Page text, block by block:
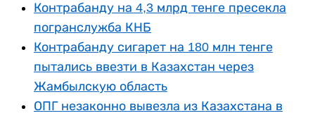
Контрабанду на 4,3 млрд тенге пресекла
погранслужба КНБ
Контрабанду сигарет на 180 млн тенге
пытались ввезти в Казахстан через
Жамбылскую область
ОПГ незаконно вывезла из Казахстана в